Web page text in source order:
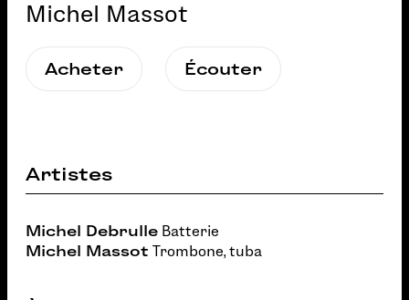
Michel Massot
Acheter Écouter
Artistes
Michel Debrulle Batterie
Michel Massot Trombone, tuba